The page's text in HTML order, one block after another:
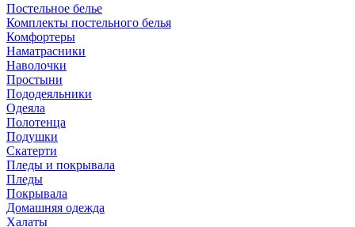
Постельное белье
Комплекты постельного белья
Комфортеры
Наматрасники
Наволочки
Простыни
Пододеяльники
Одеяла
Полотенца
Подушки
Скатерти
Пледы и покрывала
Пледы
Покрывала
Домашняя одежда
Халаты